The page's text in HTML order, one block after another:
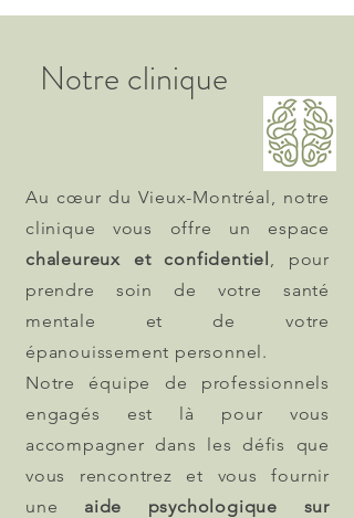
Notre clinique
Au cœur du Vieux-Montréal, notre
clinique vous offre un espace
chaleureux et confidentiel, pour
prendre soin de votre santé
mentale et de votre
épanouissement personnel.
Notre équipe de professionnels
engagés est là pour vous
accompagner dans les défis que
vous rencontrez et vous fournir
une aide psychologique sur